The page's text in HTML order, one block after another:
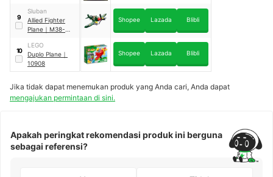
9
Sluban
Allied Fighter
Plane ｜ M38-
Shopee Lazada Blibli
10
LEGO
Duplo Plane ｜
10908
Shopee Lazada Blibli
Jika tidak dapat menemukan produk yang Anda cari, Anda dapat
mengajukan permintaan di sini.
Apakah peringkat rekomendasi produk ini berguna
sebagai referensi?